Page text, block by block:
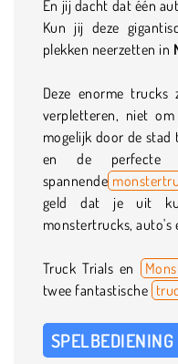
En jij dacht dat één
Kun jij deze
plekken neerzetten in
Deze enorme
verpletteren, niet
mogelijk door de
en de perfecte
spannende
geld dat je uit
monstertrucks, auto's
Truck Trials en
twee fantastische
SPELBEDIENING